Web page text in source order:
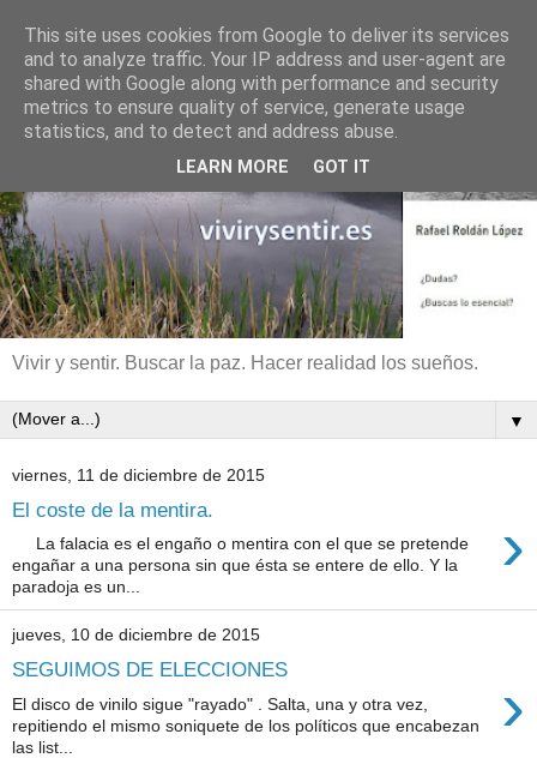
Vivir y sentir. Buscar la paz. Hacer realidad los sueños.
▼
viernes, 11 de diciembre de 2015
El coste de la mentira. ›
La falacia es el engaño o mentira con el que se pretende
engañar a una persona sin que ésta se entere de ello. Y la
paradoja es un...
jueves, 10 de diciembre de 2015
SEGUIMOS DE ELECCIONES ›
El disco de vinilo sigue "rayado" . Salta, una y otra vez,
repitiendo el mismo soniquete de los políticos que encabezan
las list...
This site uses cookies from Google to deliver its services
and to analyze traffic. Your IP address and user-agent are
shared with Google along with performance and security
metrics to ensure quality of service, generate usage
statistics, and to detect and address abuse.
LEARN MORE GOT IT